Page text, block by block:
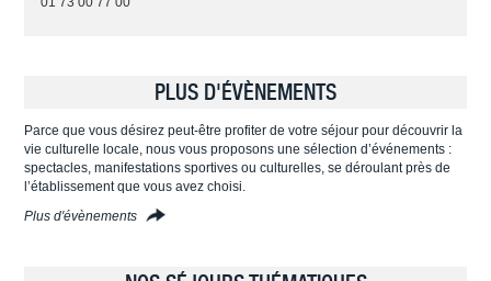
PLUS D'ÉVÈNEMENTS
Parce que vous désirez peut-être profiter de votre séjour pour découvrir la
vie culturelle locale, nous vous proposons une sélection d’événements :
spectacles, manifestations sportives ou culturelles, se déroulant près de
l’établissement que vous avez choisi.
Plus d'évènements